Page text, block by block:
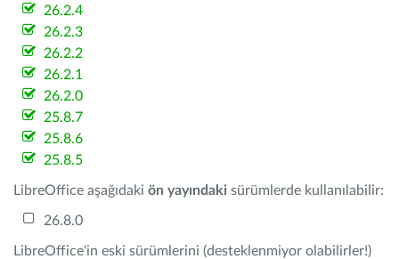
26.2.4
26.2.3
26.2.2
26.2.1
26.2.0
25.8.7
25.8.6
25.8.5
LibreOffice aşağıdaki ön yayındaki sürümlerde kullanılabilir:
26.8.0
LibreOffice'in eski sürümlerini (desteklenmiyor olabilirler!)